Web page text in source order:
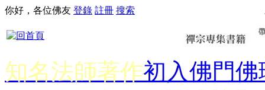
你好，各位佛友 登錄 註冊 搜索
知名法師著作初入佛門佛